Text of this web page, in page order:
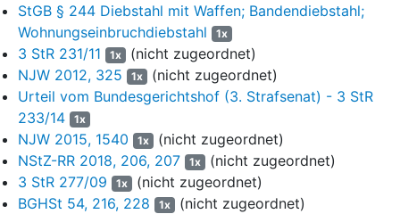
Anfechtung hat das Rechtsmittel - gemäß§ 357 StPOauch
zugunsten der sieben nichtrevidierenden Angeklagten - den aus
dem Urteilstenor ersichtlichen Teilerfolg; im Übrigen ist es
unbegründet.
I.
3
Zu den Fällen 4 und 5 der Urteilsgründe hat das Landgericht
folgende Feststellungen getroffen:
4 1. Fall 4:
StGB § 244 Diebstahl mit Waffen; Bandendiebstahl;
Wohnungseinbruchdiebstahl
1x
3 StR 231/11 1x (nicht zugeordnet)
NJW 2012, 325
1x (nicht zugeordnet)
Urteil vom Bundesgerichtshof (3. Strafsenat) - 3 StR
233/14
1x
NJW 2015, 1540 1x (nicht zugeordnet)
NStZ-RR 2018, 206, 207
1x (nicht zugeordnet)
3 StR 277/09
1x (nicht zugeordnet)
BGHSt 54, 216, 228
1x (nicht zugeordnet)